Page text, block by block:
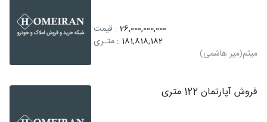
26,000,000,000 : قیمت
181,818,182 : متـری
میثم(میر هاشمی)
فروش آپارتمان 122 متری